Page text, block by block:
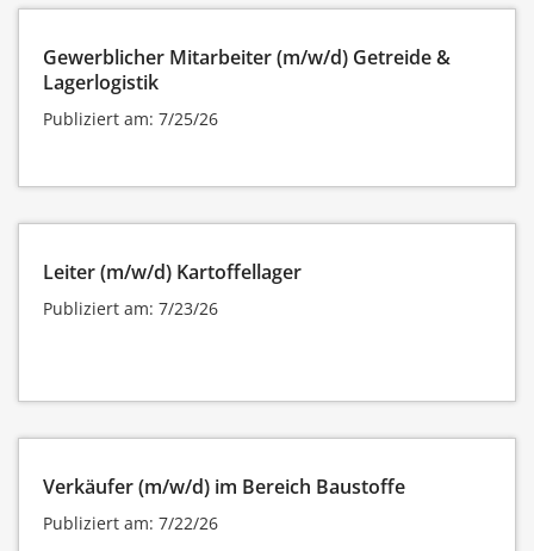
Gewerblicher Mitarbeiter (m/w/d) Getreide &
Lagerlogistik
Publiziert am: 7/25/26
Leiter (m/w/d) Kartoffellager
Publiziert am: 7/23/26
Verkäufer (m/w/d) im Bereich Baustoffe
Publiziert am: 7/22/26